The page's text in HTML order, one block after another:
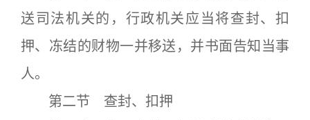
送司法机关的，行政机关应当将查封、扣
押、冻结的财物一并移送，并书面告知当事
人。
第二节 查封、扣押